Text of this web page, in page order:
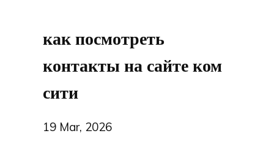
как посмотреть
контакты на сайте ком
сити
19 Mar, 2026